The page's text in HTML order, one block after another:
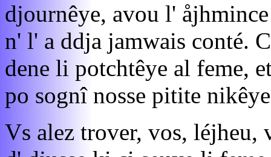
djournêye, avou l'
n' l' a ddja jamwais conté.
dene li potchtêye al feme,
po sognî nosse pitite
Vs alez trover, vos, léjheu,